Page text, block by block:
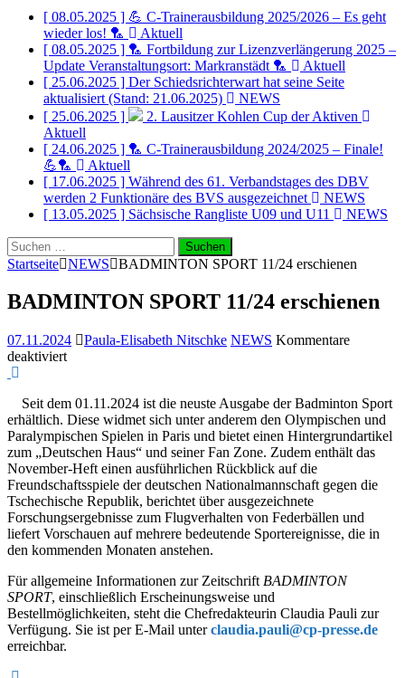
[ 08.05.2025 ] 💪 C-Trainerausbildung 2025/2026 – Es geht
wieder los! 🏸
Aktuell
[ 08.05.2025 ] 🏸 Fortbildung zur Lizenzverlängerung 2025 –
Update Veranstaltungsort: Markranstädt 🏸
Aktuell
[ 25.06.2025 ] Der Schiedsrichterwart hat seine Seite
aktualisiert (Stand: 21.06.2025)
NEWS
[ 25.06.2025 ]
2. Lausitzer Kohlen Cup der Aktiven
Aktuell
[ 24.06.2025 ] 🏸 C-Trainerausbildung 2024/2025 – Finale!
💪🏸
Aktuell
[ 17.06.2025 ] Während des 61. Verbandstages des DBV
werden 2 Funktionäre des BVS ausgezeichnet
NEWS
[ 13.05.2025 ] Sächsische Rangliste U09 und U11
NEWS
Suchen
nach:
Startseite NEWS BADMINTON SPORT 11/24 erschienen
BADMINTON SPORT 11/24 erschienen
07.11.2024 Paula-Elisabeth Nitschke NEWS Kommentare
deaktiviertfür
11/24
erschienen
Seit dem 01.11.2024 ist die neuste Ausgabe der Badminton Sport
erhältlich. Diese widmet sich unter anderem den Olympischen und
Paralympischen Spielen in Paris und bietet einen Hintergrundartikel
zum „Deutschen Haus“ und seiner Fan Zone. Zudem enthält das
November-Heft einen ausführlichen Rückblick auf die
Freundschaftsspiele der deutschen Nationalmannschaft gegen die
Tschechische Republik, berichtet über ausgezeichnete
Forschungsergebnisse zum Flugverhalten von Federbällen und
liefert Vorschauen auf mehrere bedeutende Sportereignisse, die in
den kommenden Monaten anstehen.
Für allgemeine Informationen zur Zeitschrift BADMINTON
SPORT, einschließlich Erscheinungsweise und
Bestellmöglichkeiten, steht die Chefredakteurin Claudia Pauli zur
Verfügung. Sie ist per E-Mail unterclaudia.pauli@cp-presse.de
erreichbar.